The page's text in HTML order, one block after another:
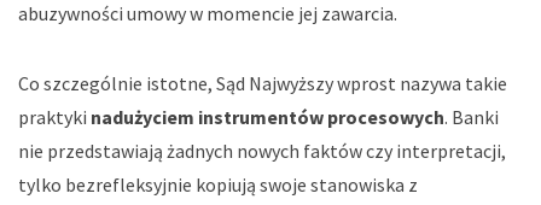
abuzywności umowy w momencie jej zawarcia.
Co szczególnie istotne, Sąd Najwyższy wprost nazywa takie
praktyki nadużyciem instrumentów procesowych. Banki
nie przedstawiają żadnych nowych faktów czy interpretacji,
tylko bezrefleksyjnie kopiują swoje stanowiska z